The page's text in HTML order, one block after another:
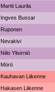
Martti Laurila
Ingves Bussar
Ruponen
Nevakivi
Niilo Ylisirniö
Mörö
Kauhavan Liikenne
Hakasen Liikenne